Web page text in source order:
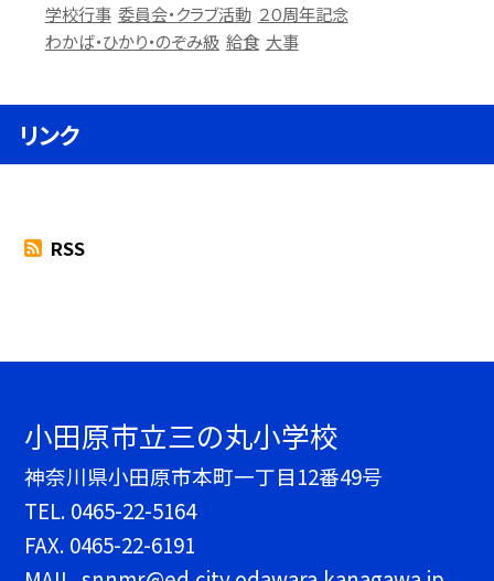
学校行事 委員会・クラブ活動 ２０周年記念
わかば・ひかり・のぞみ級 給食 大事
リンク
RSS
小田原市立三の丸小学校
神奈川県小田原市本町一丁目12番49号
TEL. 0465-22-5164
FAX. 0465-22-6191